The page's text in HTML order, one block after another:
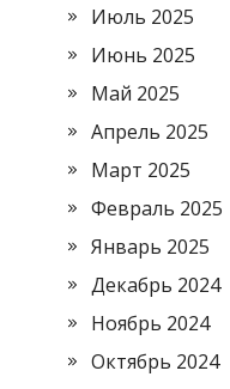
Июль 2025
Июнь 2025
Май 2025
Апрель 2025
Март 2025
Февраль 2025
Январь 2025
Декабрь 2024
Ноябрь 2024
Октябрь 2024